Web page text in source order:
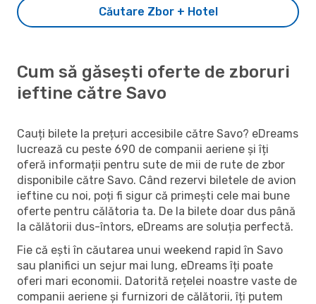
Căutare Zbor + Hotel
Cum să găsești oferte de zboruri
ieftine către Savo
Cauți bilete la prețuri accesibile către Savo? eDreams
lucrează cu peste 690 de companii aeriene și îți
oferă informații pentru sute de mii de rute de zbor
disponibile către Savo. Când rezervi biletele de avion
ieftine cu noi, poți fi sigur că primești cele mai bune
oferte pentru călătoria ta. De la bilete doar dus până
la călătorii dus-întors, eDreams are soluția perfectă.
Fie că ești în căutarea unui weekend rapid în Savo
sau planifici un sejur mai lung, eDreams îți poate
oferi mari economii. Datorită rețelei noastre vaste de
companii aeriene și furnizori de călătorii, îți putem